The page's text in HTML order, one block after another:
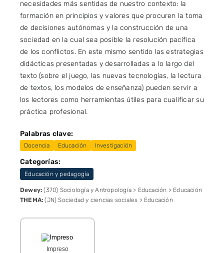
necesidades más sentidas de nuestro contexto: la
formación en principios y valores que procuren la toma
de decisiones autónomas y la construcción de una
sociedad en la cual sea posible la resolución pacífica
de los conflictos. En este mismo sentido las estrategias
didácticas presentadas y desarrolladas a lo largo del
texto (sobre el juego, las nuevas tecnologías, la lectura
de textos, los modelos de enseñanza) pueden servir a
los lectores como herramientas útiles para cualificar su
práctica profesional.
Palabras clave:
Docencia Educación Investigación
Categorías:
Educación y pedagogía
Dewey: (370) Sociología y Antropología > Educación > Educación
THEMA: (JN) Sociedad y ciencias sociales > Educación
Impreso